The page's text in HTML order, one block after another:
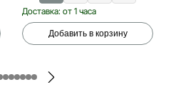
Доставка: от 1 часа
Добавить в корзину